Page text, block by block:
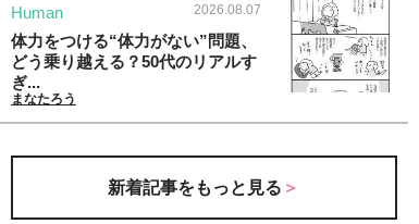
Human 2026.08.07
体力をつける“体力がない”問題、
どう乗り越える？50代のリアルす
ぎ...
まなたろう
新着記事をもっと見る